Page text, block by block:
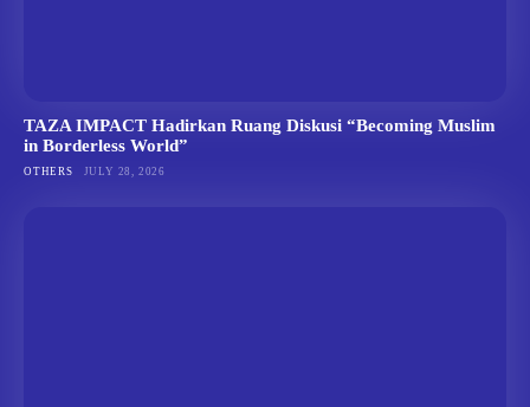
TAZA IMPACT Hadirkan Ruang Diskusi “Becoming Muslim
in Borderless World”
OTHERS JULY 28, 2026